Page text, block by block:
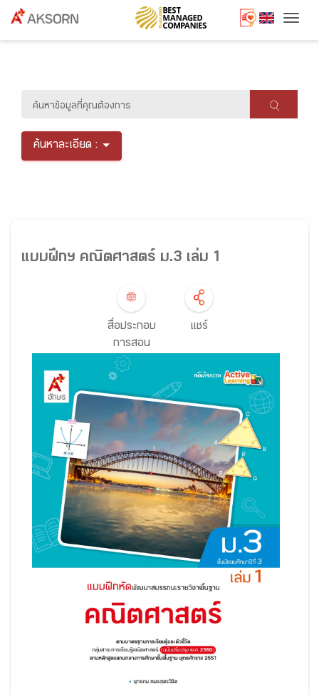
ค้นหาละเอียด :
แบบฝึกฯ คณิตศาสตร์ ม.3 เล่ม 1
สื่อประกอบ
การสอน
แชร์